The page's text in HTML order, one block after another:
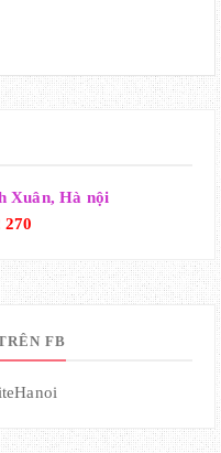
Xuân, Hà nội
270
FB